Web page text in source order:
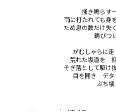
掻き鳴らす
雨に打たれても身
ため息の数だけ失
錆びつ
がむしゃらに走
荒れた坂道を　
そぎ落として駆け
目を開き　デ
ぶち壊